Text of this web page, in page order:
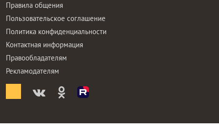
Правила общения
Пользовательское соглашение
Политика конфиденциальности
Контактная информация
Правообладателям
Рекламодателям